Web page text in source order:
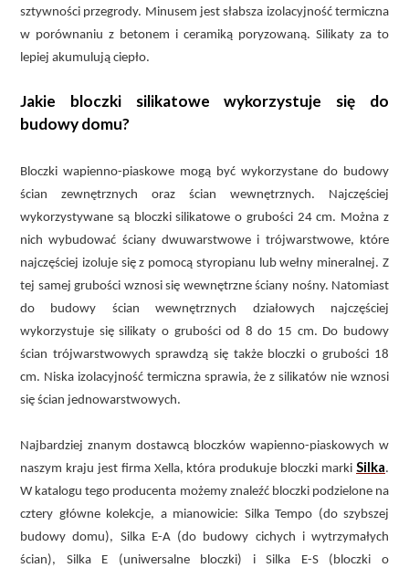
sztywności przegrody. Minusem jest słabsza izolacyjność termiczna
w porównaniu z betonem i ceramiką poryzowaną. Silikaty za to
lepiej akumulują ciepło.
Jakie bloczki silikatowe wykorzystuje się do
budowy domu?
Bloczki wapienno-piaskowe mogą być wykorzystane do budowy
ścian zewnętrznych oraz ścian wewnętrznych. Najczęściej
wykorzystywane są bloczki silikatowe o grubości 24 cm. Można z
nich wybudować ściany dwuwarstwowe i trójwarstwowe, które
najczęściej izoluje się z pomocą styropianu lub wełny mineralnej. Z
tej samej grubości wznosi się wewnętrzne ściany nośny. Natomiast
do budowy ścian wewnętrznych działowych najczęściej
wykorzystuje się silikaty o grubości od 8 do 15 cm. Do budowy
ścian trójwarstwowych sprawdzą się także bloczki o grubości 18
cm. Niska izolacyjność termiczna sprawia, że z silikatów nie wznosi
się ścian jednowarstwowych.
Najbardziej znanym dostawcą bloczków wapienno-piaskowych w
naszym kraju jest firma Xella, która produkuje bloczki marki Silka.
W katalogu tego producenta możemy znaleźć bloczki podzielone na
cztery główne kolekcje, a mianowicie: Silka Tempo (do szybszej
budowy domu), Silka E-A (do budowy cichych i wytrzymałych
ścian), Silka E (uniwersalne bloczki) i Silka E-S (bloczki o